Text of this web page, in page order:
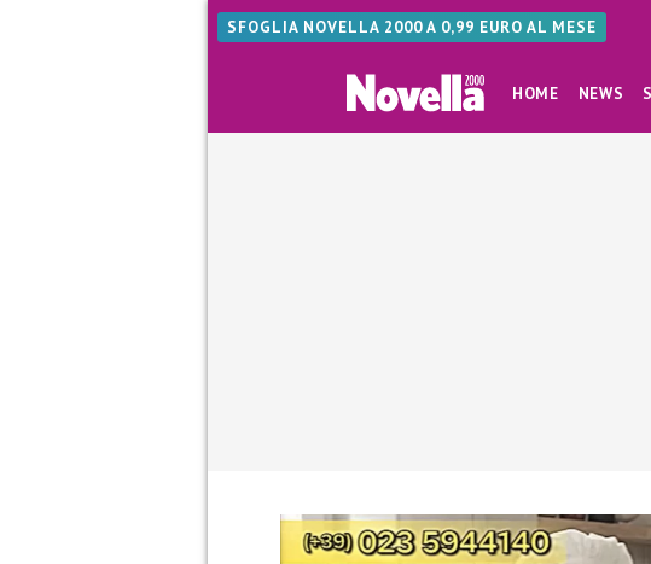
SFOGLIA NOVELLA 2000 A 0,99 EURO AL MESE
HOME NEWS